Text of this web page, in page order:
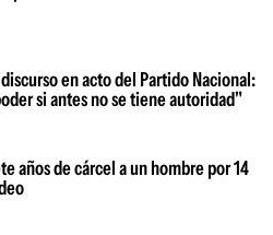
en acto del Partido Nacional:
si antes no se tiene autoridad"
años de cárcel a un hombre por 14